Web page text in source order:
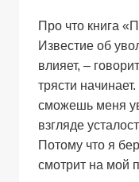
Про что книга
Известие об
влияет, –
трясти
сможешь меня
взгляде
Потому что я
смотрит на мой